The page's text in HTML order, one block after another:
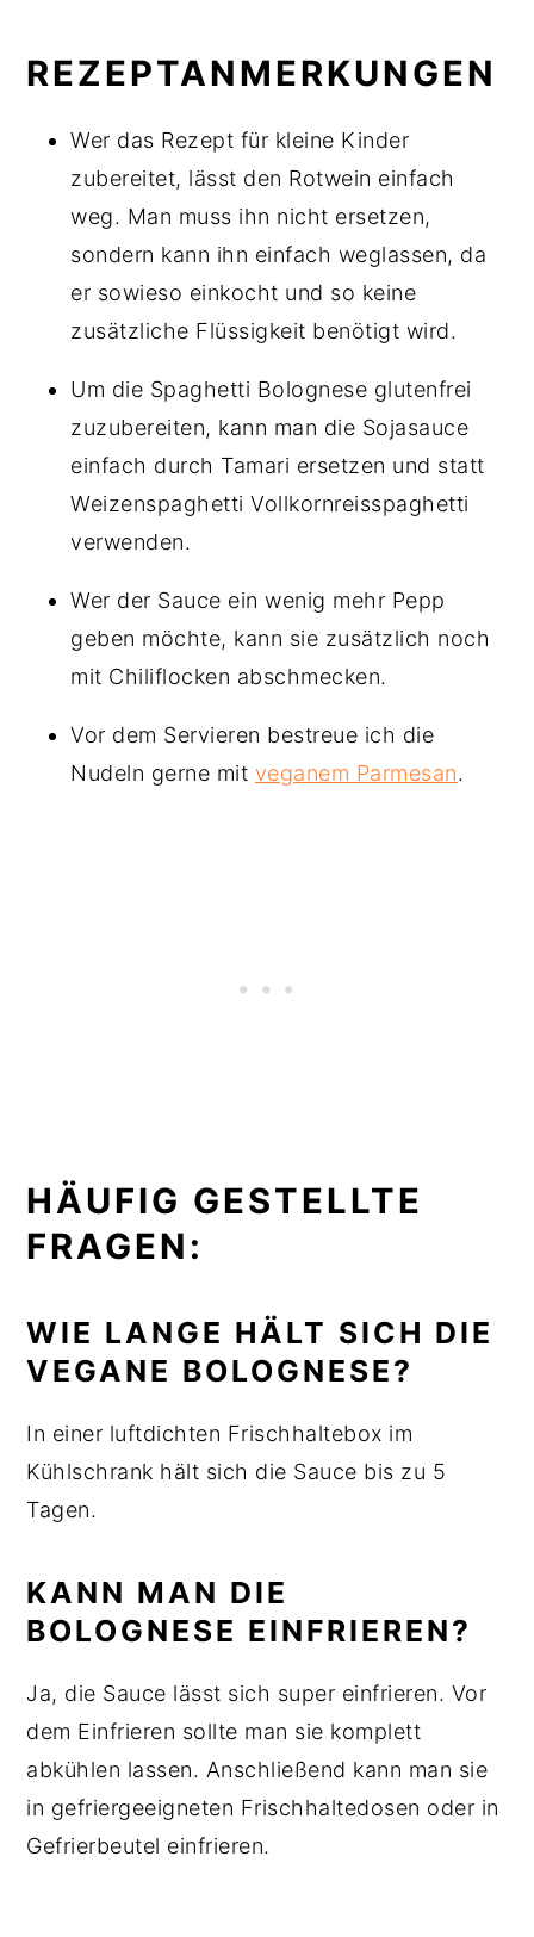
REZEPTANMERKUNGEN
Wer das Rezept für kleine Kinder
zubereitet, lässt den Rotwein einfach
weg. Man muss ihn nicht ersetzen,
sondern kann ihn einfach weglassen, da
er sowieso einkocht und so keine
zusätzliche Flüssigkeit benötigt wird.
Um die Spaghetti Bolognese glutenfrei
zuzubereiten, kann man die Sojasauce
einfach durch Tamari ersetzen und statt
Weizenspaghetti Vollkornreisspaghetti
verwenden.
Wer der Sauce ein wenig mehr Pepp
geben möchte, kann sie zusätzlich noch
mit Chiliflocken abschmecken.
Vor dem Servieren bestreue ich die
Nudeln gerne mit veganem Parmesan.
HÄUFIG GESTELLTE
FRAGEN:
WIE LANGE HÄLT SICH DIE
VEGANE BOLOGNESE?
In einer luftdichten Frischhaltebox im
Kühlschrank hält sich die Sauce bis zu 5
Tagen.
KANN MAN DIE
BOLOGNESE EINFRIEREN?
Ja, die Sauce lässt sich super einfrieren. Vor
dem Einfrieren sollte man sie komplett
abkühlen lassen. Anschließend kann man sie
in gefriergeeigneten Frischhaltedosen oder in
Gefrierbeutel einfrieren.